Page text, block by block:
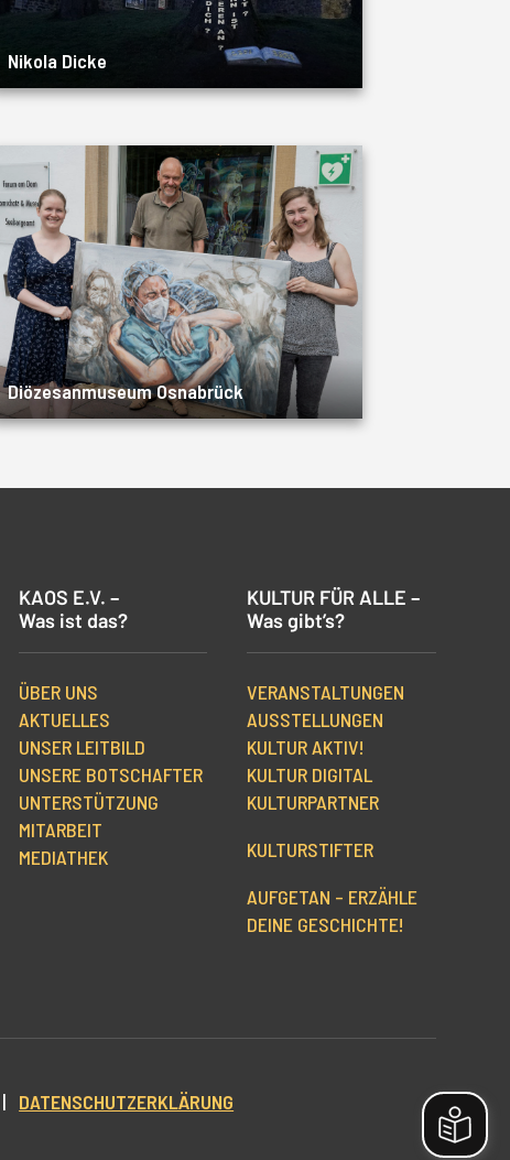
Nikola Dicke
Diözesanmuseum Osnabrück
KAOS E.V. –
Was ist das?
ÜBER UNS
AKTUELLES
UNSER LEITBILD
UNSERE BOTSCHAFTER
UNTERSTÜTZUNG
MITARBEIT
MEDIATHEK
KULTUR FÜR ALLE –
Was gibt’s?
VERANSTALTUNGEN
AUSSTELLUNGEN
KULTUR AKTIV!
KULTUR DIGITAL
KULTURPARTNER
KULTURSTIFTER
AUFGETAN – ERZÄHLE
DEINE GESCHICHTE!
| DATENSCHUTZERKLÄRUNG